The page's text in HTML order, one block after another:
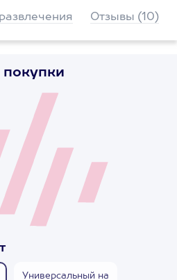
Отзывы (10)
Универсальный на